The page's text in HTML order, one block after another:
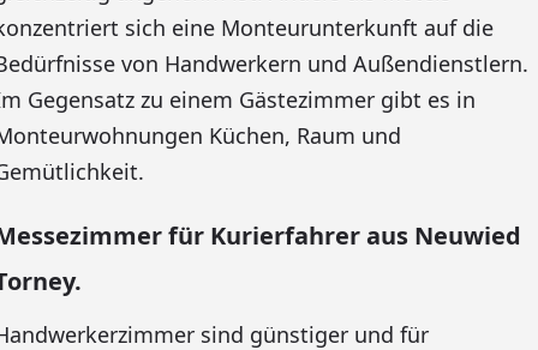
sich eine Monteurunterkunft auf die
von Handwerkern und Außendienstlern.
Gegensatz zu einem Gästezimmer gibt es in
Küchen, Raum und
für Kurierfahrer aus Neuwied
sind günstiger und für